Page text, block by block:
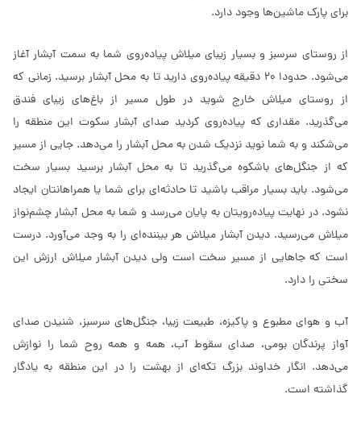
برای پارک ماشین‌ها وجود دارد.
از روستای سرسبز و بسیار زیبای میلاش پیاده‌روی شما به سمت آبشار آغاز
می‌شود. حدودا 20 دقیقه پیاده‌روی دارید تا به محل آبشار برسید. زمانی که
از روستای میلاش خارج شوید در طول مسیر از باغ‌های زیبای فندق
می‌گذرید. مقداری که پیاده‌روی کردید صدای آبشار سکوت این منطقه را
می‌شکند و به شما نوید نزدیک شدن به محل آبشار را می‌دهد. جایی از مسیر
که از جنگل‌های باشکوه می‌گذرید تا به محل آبشار برسید بسیار سخت
می‌شود. باید بسیار مراقب باشید تا حادثه‌ای برای شما یا همراهانتان ایجاد
نشود. در نهایت پیاده‌رویتان به پایان می‌رسد و شما به محل آبشار چشم‌نواز
میلاش می‌رسید. دیدن آبشار میلاش هر بیننده‌ای را به وجد می‌آورد. درست
است که جاهایی از مسیر سخت است ولی دیدن آبشار میلاش ارزش این
سختی را دارد.
آب و هوای مطبوع و پاکیزه، طبیعت زیبا، جنگل‌های سرسبز، شنیدن صدای
آواز پرندگان بومی، صدای سقوط آب، همه و همه روح شما را نوازش
می‌دهد. انگار خداوند بزرگ تکه‌ای از بهشت را در این منطقه به یادگار
گذاشته است.